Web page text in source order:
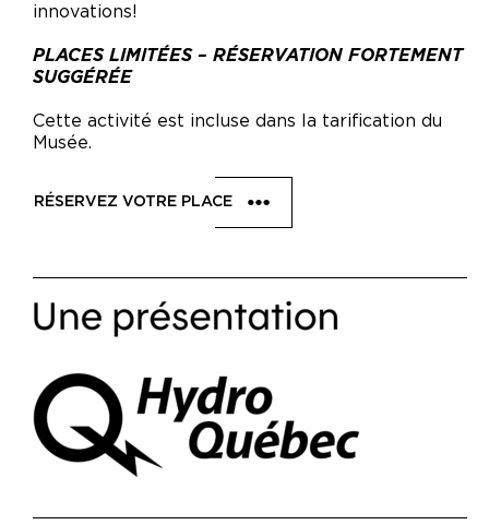
innovations!
PLACES LIMITÉES – RÉSERVATION FORTEMENT
SUGGÉRÉE
Cette activité est incluse dans la tarification du
Musée.
RÉSERVEZ VOTRE PLACE